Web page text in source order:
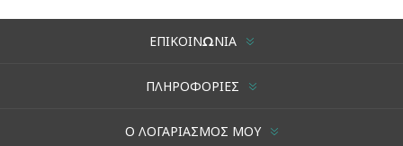
ΕΠΙΚΟΙΝΩΝΊΑ
ΠΛΗΡΟΦΟΡΊΕΣ
Ο ΛΟΓΑΡΙΑΣΜΌΣ ΜΟΥ